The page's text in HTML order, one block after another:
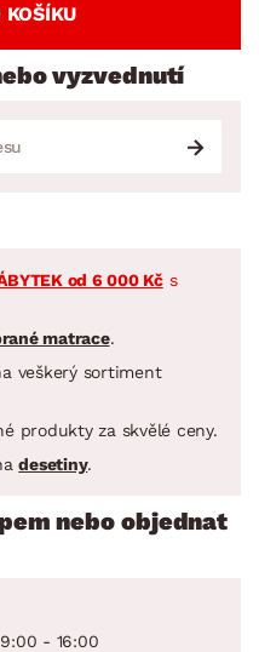
vyzvednutí
od 6 000 Kčs
matrace.
veškerý sortiment
produkty za skvělé ceny.
desetiny.
nebo objednat
- 16:00